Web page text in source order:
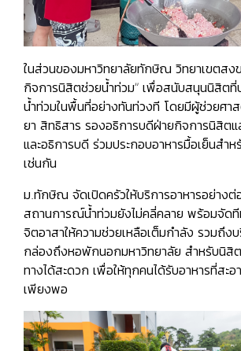
ในส่วนของมหาวิทยาลัยทักษิณ วิทยาเขตสงข
กิจการนิสิตช่วยน้ำท่วม” เพื่อสนับสนุนนิสิต
น้ำท่วมในพื้นที่อย่างทันท่วงที โดยมีผู้ช่วยศา
ยา สิทธิสาร รองอธิการบดีฝ่ายกิจการนิสิต
และอธิการบดี ร่วมประกอบอาหารมื้อเย็นสำ
เช่นกัน
ม.ทักษิณ จัดเปิดครัวให้บริการอาหารอย่างต่
สถานการณ์น้ำท่วมยังไม่คลี่คลาย พร้อมจัดที
จิตอาสาให้ความช่วยเหลือเต็มกำลัง รวมถึง
กล่องถึงหอพักนอกมหาวิทยาลัย สำหรับนิสิ
ทางได้สะดวก เพื่อให้ทุกคนได้รับอาหารที่สะ
เพียงพอ